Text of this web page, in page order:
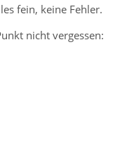
fein, keine Fehler.
nicht vergessen: